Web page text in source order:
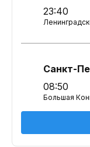
23:40
Санкт-
08:50
Большая